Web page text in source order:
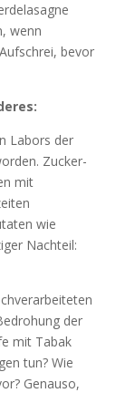
wenn
bevor
Labors der
Zucker-
mit
wie
Nachteil:
der
mit Tabak
tun? Wie
Genauso,